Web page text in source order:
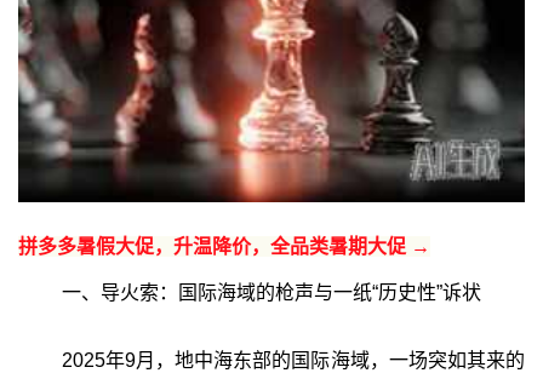
拼多多暑假大促，升温降价，全品类暑期大促 →
一、导火索：国际海域的枪声与一纸“历史性”诉状
2025年9月，地中海东部的国际海域，一场突如其来的